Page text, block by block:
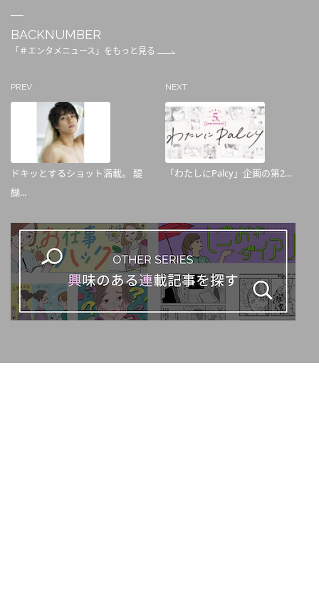
BACKNUMBER
「＃エンタメニュース」をもっと見る
PREV
ドキッとするショット満載。 醍
醐...
NEXT
「わたしにPalcy」企画の第2...